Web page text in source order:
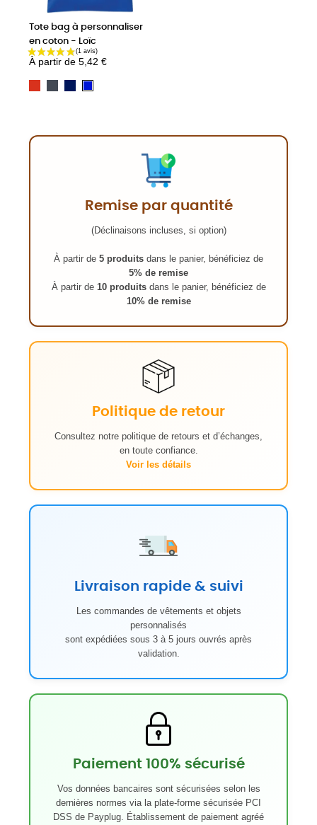
Tote bag à personnaliser
en coton - Loïc
À partir de5,42 €
Remise par quantité
(Déclinaisons incluses, si option)
À partir de 5 produits dans le panier, bénéficiez de
5% de remise
À partir de 10 produitsdans le panier, bénéficiez de
10% de remise
Politique de retour
Consultez notre politique de retours et d’échanges,
en toute confiance.
Voir les détails
Livraison rapide & suivi
Les commandes de vêtements et objets
personnalisés
sont expédiées sous 3 à 5 jours ouvrés après
validation.
Paiement 100% sécurisé
Vos données bancaires sont sécurisées selon les
dernières normes via la plate-forme sécurisée PCI
DSS de Payplug. Établissement de paiement agréé